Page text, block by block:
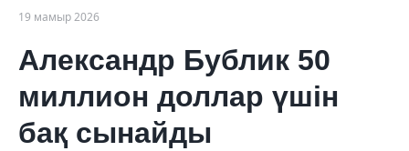
19 мамыр 2026
Александр Бублик 50
миллион доллар үшін
бақ сынайды